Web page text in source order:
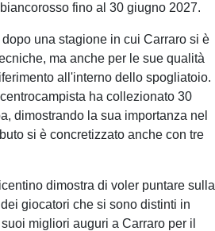
fino al 30 giugno 2027.
una stagione in cui Carraro si è
ma anche per le sue qualità
all'interno dello spogliatoio.
ha collezionato 30
dimostrando la sua importanza nel
si è concretizzato anche con tre
dimostra di voler puntare sulla
giocatori che si sono distinti in
migliori auguri a Carraro per il